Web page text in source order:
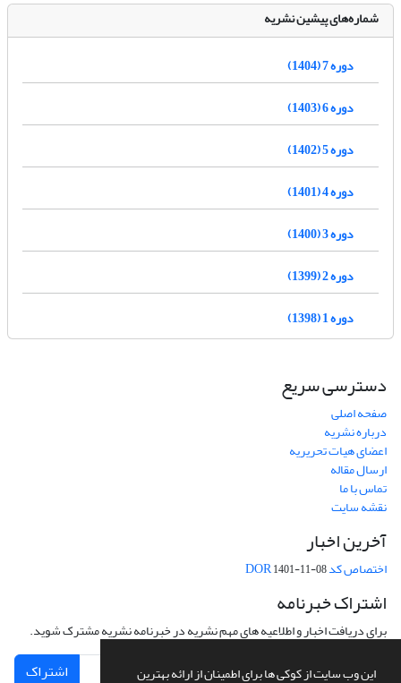
این وب سایت از کوکی ها برای اطمینان از ارائه بهترین
شماره‌های پیشین نشریه
دوره 7 (1404)
دوره 6 (1403)
دوره 5 (1402)
دوره 4 (1401)
دوره 3 (1400)
دوره 2 (1399)
دوره 1 (1398)
دسترسی سریع
صفحه اصلی
درباره نشریه
اعضای هیات تحریریه
ارسال مقاله
تماس با ما
نقشه سایت
آخرین اخبار
اختصاص کد DOR1401-11-08
اشتراک خبرنامه
برای دریافت اخبار و اطلاعیه های مهم نشریه در خبرنامه نشریه مشترک شوید.
اشتراک